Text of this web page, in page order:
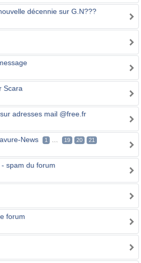
décennie sur G.N???
Scara
adresses mail @free.fr
News 1 19 20
21
spam du forum
forum